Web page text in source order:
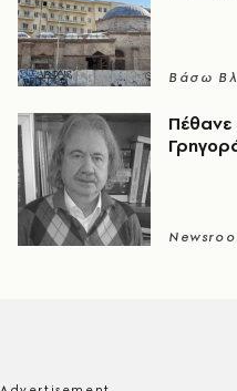
Βάσω
Πέθανε